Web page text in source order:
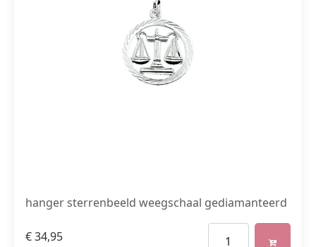
hanger sterrenbeeld weegschaal gediamanteerd
€34,95